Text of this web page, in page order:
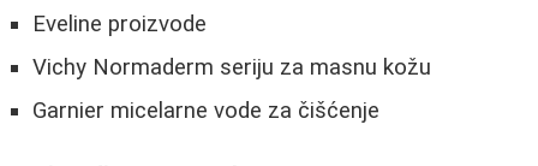
Eveline proizvode
Vichy Normaderm seriju za masnu kožu
Garnier micelarne vode za čišćenje